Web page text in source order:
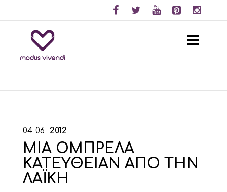
04 06 2012
ΜΙΑ ΟΜΠΡΕΛΑ
ΚΑΤΕΥΘΕΙΑΝ ΑΠΟ ΤΗΝ
ΛΑΪΚΗ